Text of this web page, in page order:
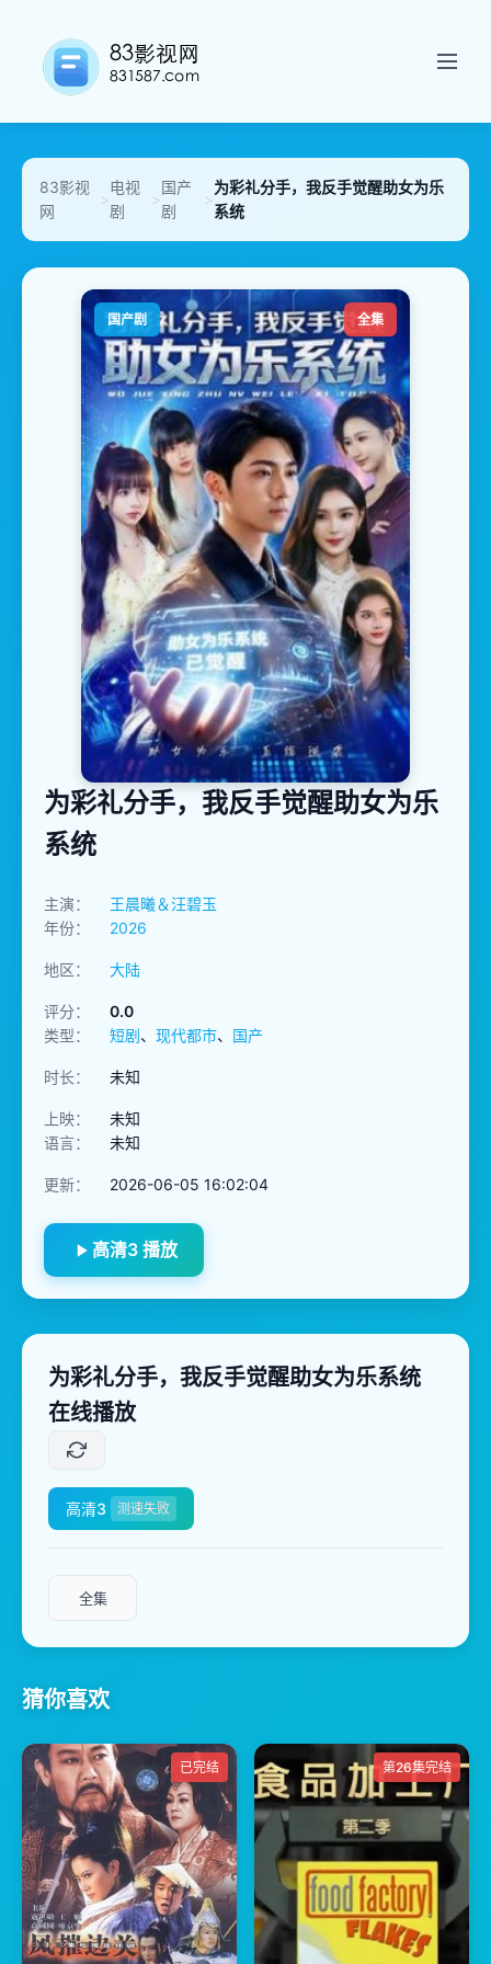
83影视
网
>
电视
剧
>
国产
剧
>
为彩礼分手，我反手觉醒助女为乐
系统
国产剧 全集
为彩礼分手，我反手觉醒助女为乐
系统
主演：
王晨曦＆汪碧玉
年份：
2026
地区： 大陆
评分：
0.0
类型：
短剧、 现代都市、 国产
时长： 未知
上映：
未知
语言：
未知
更新： 2026-06-05 16:02:04
高清3 播放
为彩礼分手，我反手觉醒助女为乐系统
在线播放
高清3 测速失败
全集
猜你喜欢
已完结 第26集完结